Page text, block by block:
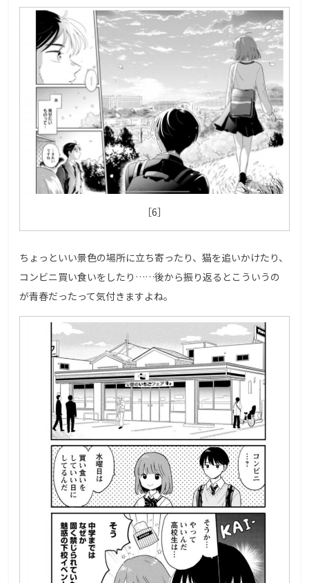
［6］
ちょっといい景色の場所に立ち寄ったり、猫を追いかけたり、
コンビニ買い食いをしたり……後から振り返るとこういうの
が青春だったって気付きますよね。